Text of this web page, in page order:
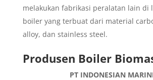
melakukan fabrikasi peralatan lain di
boiler yang terbuat dari material
alloy, dan stainless steel.
Produsen Boiler
PT INDONESIAN